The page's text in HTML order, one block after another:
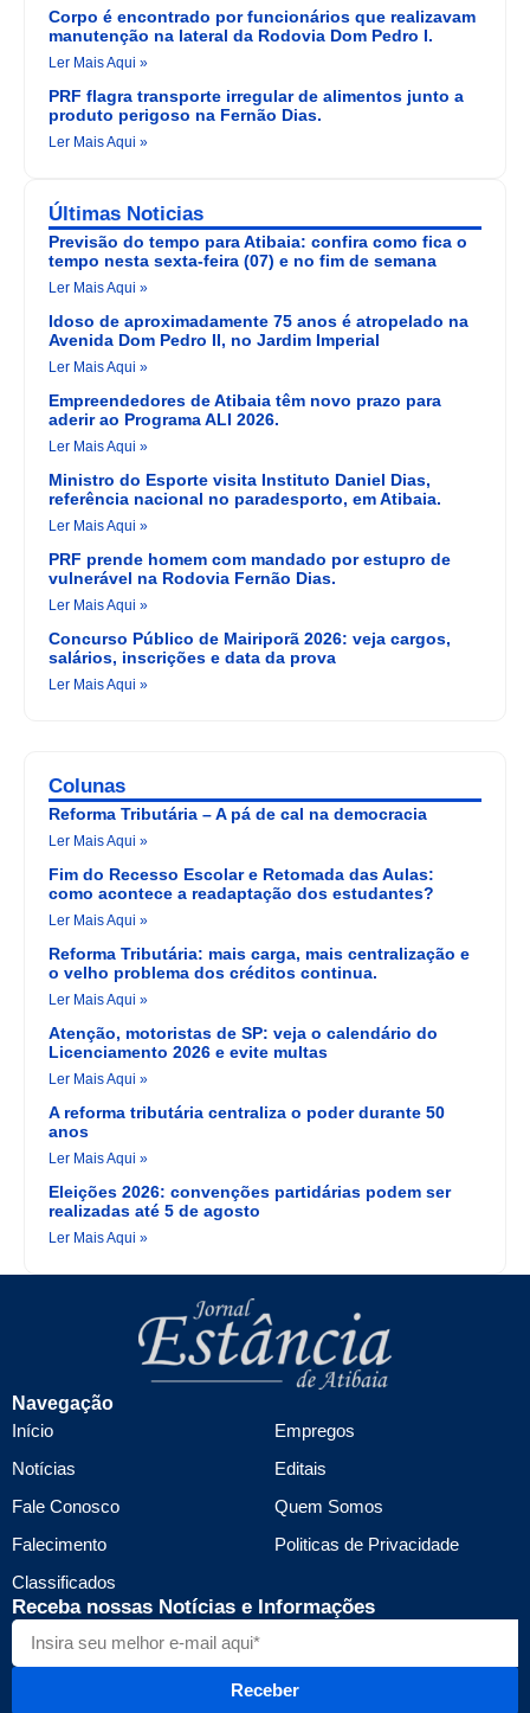
Corpo é encontrado por funcionários que realizavam
manutenção na lateral da Rodovia Dom Pedro I.
Ler Mais Aqui »
PRF flagra transporte irregular de alimentos junto a
produto perigoso na Fernão Dias.
Ler Mais Aqui »
Últimas Noticias
Previsão do tempo para Atibaia: confira como fica o
tempo nesta sexta-feira (07) e no fim de semana
Ler Mais Aqui »
Idoso de aproximadamente 75 anos é atropelado na
Avenida Dom Pedro II, no Jardim Imperial
Ler Mais Aqui »
Empreendedores de Atibaia têm novo prazo para
aderir ao Programa ALI 2026.
Ler Mais Aqui »
Ministro do Esporte visita Instituto Daniel Dias,
referência nacional no paradesporto, em Atibaia.
Ler Mais Aqui »
PRF prende homem com mandado por estupro de
vulnerável na Rodovia Fernão Dias.
Ler Mais Aqui »
Concurso Público de Mairiporã 2026: veja cargos,
salários, inscrições e data da prova
Ler Mais Aqui »
Colunas
Reforma Tributária – A pá de cal na democracia
Ler Mais Aqui »
Fim do Recesso Escolar e Retomada das Aulas:
como acontece a readaptação dos estudantes?
Ler Mais Aqui »
Reforma Tributária: mais carga, mais centralização e
o velho problema dos créditos continua.
Ler Mais Aqui »
Atenção, motoristas de SP: veja o calendário do
Licenciamento 2026 e evite multas
Ler Mais Aqui »
A reforma tributária centraliza o poder durante 50
anos
Ler Mais Aqui »
Eleições 2026: convenções partidárias podem ser
realizadas até 5 de agosto
Ler Mais Aqui »
Navegação
Início
Notícias
Fale Conosco
Falecimento
Classificados
Empregos
Editais
Quem Somos
Politicas de Privacidade
Receba nossas Notícias e Informações
Receber